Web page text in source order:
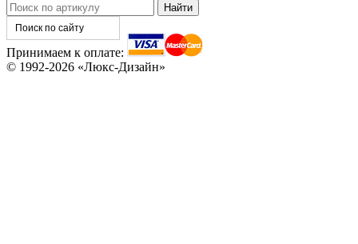
Принимаем к оплате:
© 1992-2026 «Люкс-Дизайн»